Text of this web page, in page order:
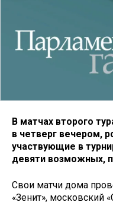
В матчах второго
в четверг вечером,
участвующие в
девяти возможных,
Свои матчи дома
«Зенит», московский